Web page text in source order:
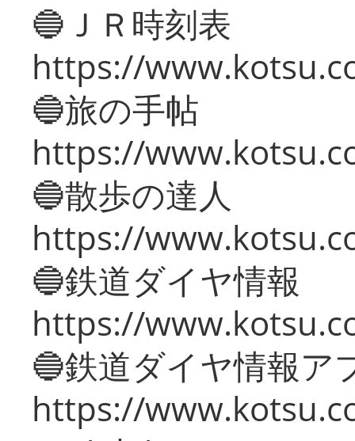
🔵ＪＲ時刻表
https://
🔵旅の手帖
https://
🔵散歩の達人
https://
🔵鉄道ダイヤ情報
https://
🔵鉄道ダイヤ情報ア
https://